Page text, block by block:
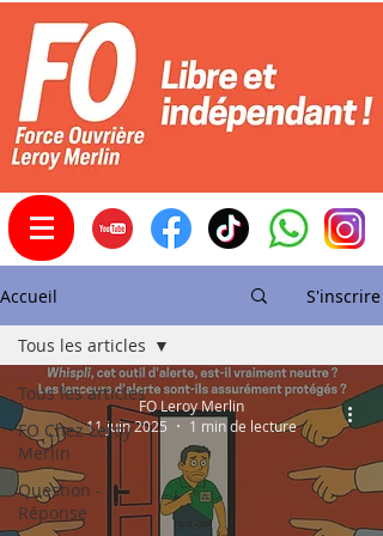
Accueil S'inscrire
Tous les articles
FO Chez Leroy
Merlin
Question -
Réponse
Tous les articles
FO Leroy Merlin
11 juin 2025
1 min de lecture